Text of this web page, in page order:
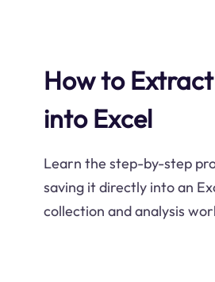
How to
into Excel
Learn the step-by-step
saving it directly into an
collection and analysis